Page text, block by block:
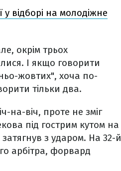
відборі на молодіжне
окрім трьох
І якщо говорити
жовтих", хоча по-
тільки два.
на-віч, проте не зміг
під гострим кутом на
з ударом. На 32-й
арбітра, форвард